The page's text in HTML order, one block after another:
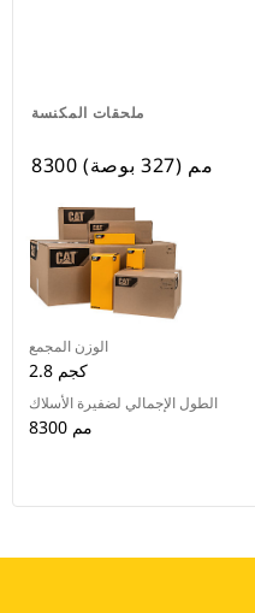
ملحقات المكنسة
8300 مم (327 بوصة)
الوزن المجمع
2.8 كجم
الطول الإجمالي لضفيرة الأسلاك
8300 مم